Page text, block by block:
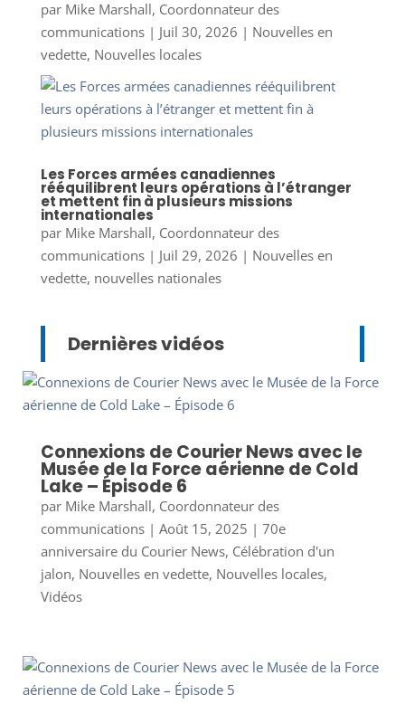
par Mike Marshall, Coordonnateur des
communications| Juil 30, 2026 | Nouvelles en
vedette, Nouvelles locales
Les Forces armées canadiennes
rééquilibrent leurs opérations à l’étranger
et mettent fin à plusieurs missions
internationales
par Mike Marshall, Coordonnateur des
communications| Juil 29, 2026 | Nouvelles en
vedette, nouvelles nationales
Dernières vidéos
Connexions de Courier News avec le
Musée de la Force aérienne de Cold
Lake – Épisode 6
par Mike Marshall, Coordonnateur des
communications| Août 15, 2025 | 70e
anniversaire du Courier News, Célébration d'un
jalon, Nouvelles en vedette, Nouvelles locales,
Vidéos